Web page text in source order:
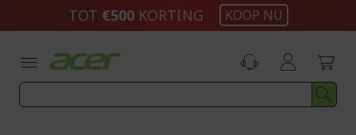
inhoud
TOT €500KORTING KOOP NU